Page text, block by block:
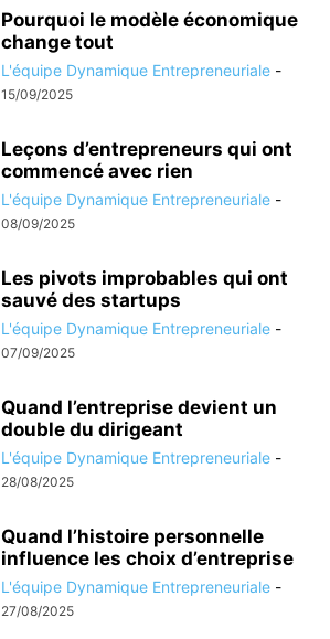
Pourquoi le modèle économique
change tout
L'équipe Dynamique Entrepreneuriale -
15/09/2025
Leçons d’entrepreneurs qui ont
commencé avec rien
L'équipe Dynamique Entrepreneuriale -
08/09/2025
Les pivots improbables qui ont
sauvé des startups
L'équipe Dynamique Entrepreneuriale -
07/09/2025
Quand l’entreprise devient un
double du dirigeant
L'équipe Dynamique Entrepreneuriale -
28/08/2025
Quand l’histoire personnelle
influence les choix d’entreprise
L'équipe Dynamique Entrepreneuriale -
27/08/2025